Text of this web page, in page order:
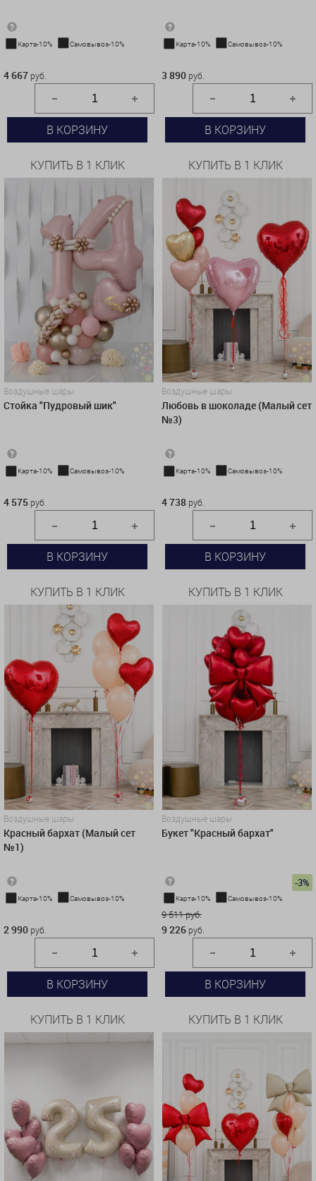
Карта-10% Самовывоз-10%
4 667 руб.
В КОРЗИНУ
КУПИТЬ В 1 КЛИК
Карта-10% Самовывоз-10%
3 890 руб.
В КОРЗИНУ
КУПИТЬ В 1 КЛИК
Воздушные шары
Стойка "Пудровый шик"
Карта-10% Самовывоз-10%
4 575 руб.
В КОРЗИНУ
КУПИТЬ В 1 КЛИК
Воздушные шары
Любовь в шоколаде (Малый сет
№3)
Карта-10% Самовывоз-10%
4 738 руб.
В КОРЗИНУ
КУПИТЬ В 1 КЛИК
Воздушные шары
Красный бархат (Малый сет
№1)
Карта-10% Самовывоз-10%
2 990 руб.
В КОРЗИНУ
КУПИТЬ В 1 КЛИК
Воздушные шары
Букет "Красный бархат"
-3%
Карта-10% Самовывоз-10%
9 511 руб.
9 226 руб.
В КОРЗИНУ
КУПИТЬ В 1 КЛИК